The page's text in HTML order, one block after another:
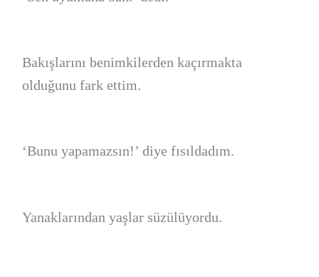
Bakışlarını benimkilerden kaçırmakta
olduğunu fark ettim.
‘Bunu yapamazsın!’ diye fısıldadım.
Yanaklarından yaşlar süzülüyordu.